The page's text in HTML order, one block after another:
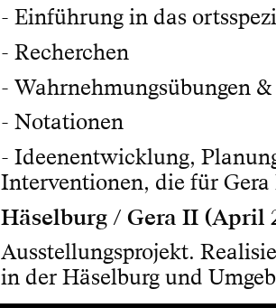
- Einführung in das
- Recherchen
- Wahrnehmungsübungen
- Notationen
- Ideenentwicklung,
Interventionen, die für
Häselburg / Gera II (April
Ausstellungsprojekt.
in der Häselburg und